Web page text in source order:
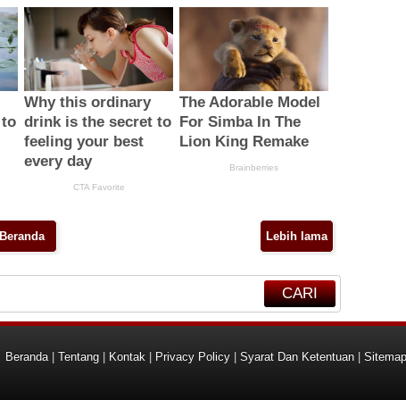
Lebih lama
Beranda
CARI
Beranda| Tentang Kontak Privacy Policy Syarat Dan Ketentuan Sitemap